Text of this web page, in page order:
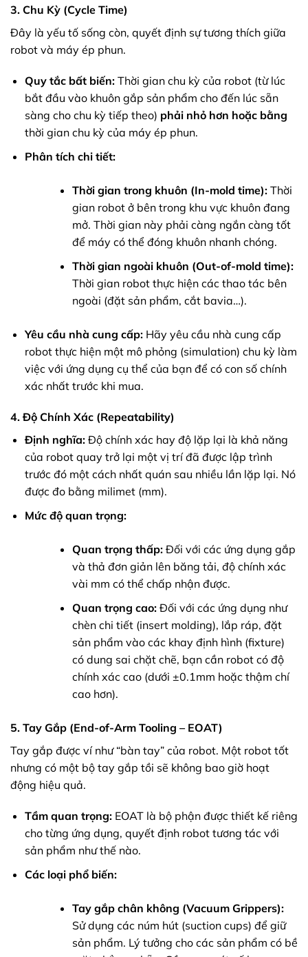
3. Chu Kỳ (Cycle Time)
Đây là yếu tố sống còn, quyết định sự tương thích giữa
robot và máy ép phun.
Quy tắc bất biến:Thời gian chu kỳ của robot (từ lúc
bắt đầu vào khuôn gắp sản phẩm cho đến lúc sẵn
sàng cho chu kỳ tiếp theo) phải nhỏ hơn hoặc bằng
thời gian chu kỳ của máy ép phun.
Phân tích chi tiết:
Thời gian trong khuôn (In-mold time):Thời
gian robot ở bên trong khu vực khuôn đang
mở. Thời gian này phải càng ngắn càng tốt
để máy có thể đóng khuôn nhanh chóng.
Thời gian ngoài khuôn (Out-of-mold time):
Thời gian robot thực hiện các thao tác bên
ngoài (đặt sản phẩm, cắt bavia…).
Yêu cầu nhà cung cấp:Hãy yêu cầu nhà cung cấp
robot thực hiện một mô phỏng (simulation) chu kỳ làm
việc với ứng dụng cụ thể của bạn để có con số chính
xác nhất trước khi mua.
4. Độ Chính Xác (Repeatability)
Định nghĩa:Độ chính xác hay độ lặp lại là khả năng
của robot quay trở lại một vị trí đã được lập trình
trước đó một cách nhất quán sau nhiều lần lặp lại. Nó
được đo bằng milimet (mm).
Mức độ quan trọng:
Quan trọng thấp:Đối với các ứng dụng gắp
và thả đơn giản lên băng tải, độ chính xác
vài mm có thể chấp nhận được.
Quan trọng cao:Đối với các ứng dụng như
chèn chi tiết (insert molding), lắp ráp, đặt
sản phẩm vào các khay định hình (fixture)
có dung sai chặt chẽ, bạn cần robot có độ
chính xác cao (dưới ±0.1mm hoặc thậm chí
cao hơn).
5. Tay Gắp (End-of-Arm Tooling – EOAT)
Tay gắp được ví như “bàn tay” của robot. Một robot tốt
nhưng có một bộ tay gắp tồi sẽ không bao giờ hoạt
động hiệu quả.
Tầm quan trọng:EOAT là bộ phận được thiết kế riêng
cho từng ứng dụng, quyết định robot tương tác với
sản phẩm như thế nào.
Các loại phổ biến:
Tay gắp chân không (Vacuum Grippers):
Sử dụng các núm hút (suction cups) để giữ
sản phẩm. Lý tưởng cho các sản phẩm có bề